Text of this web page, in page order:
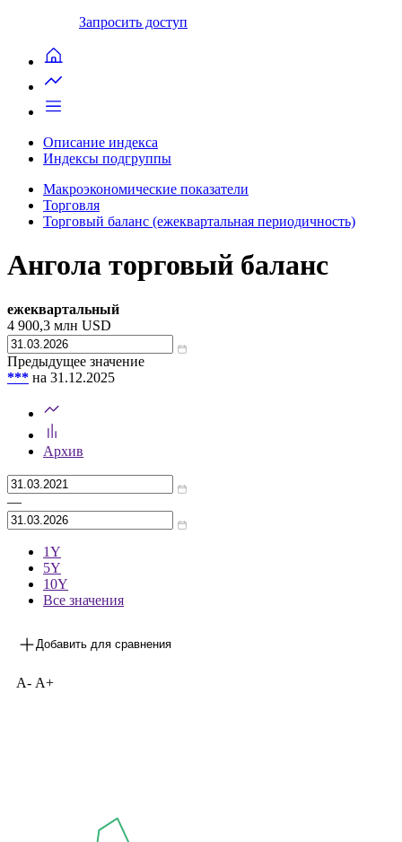
Запросить доступ
Описание индекса
Индексы подгруппы
Макроэкономические показатели
Торговля
Торговый баланс (ежеквартальная периодичность)
Ангола торговый баланс
ежеквартальный
4 900,3 млн USD
Предыдущее значение
*** на 31.12.2025
Архив
—
1Y
5Y
10Y
Все значения
Добавить для сравнения